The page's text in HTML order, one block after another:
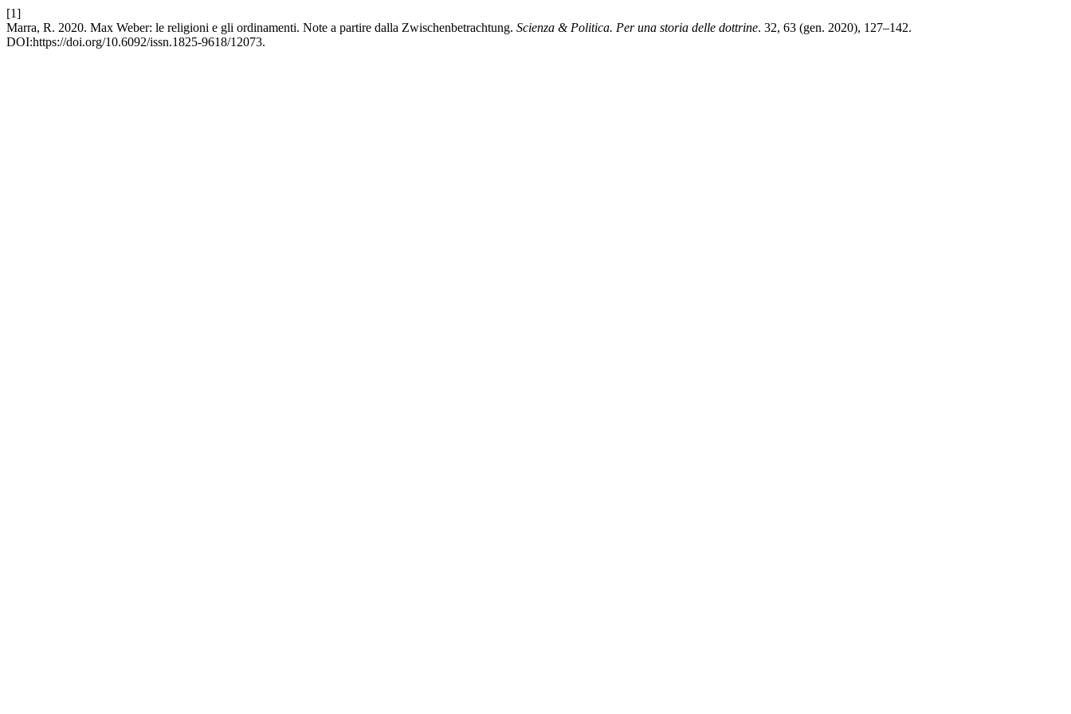
[1]
Marra, R. 2020. Max Weber: le religioni e gli ordinamenti. Note a partire dalla Zwischenbetrachtung. Scienza & Politica. Per una storia delle dottrine. 32, 63 (gen. 2020), 127–142.
DOI:https://doi.org/10.6092/issn.1825-9618/12073.